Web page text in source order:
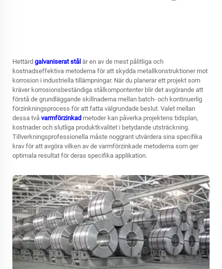
Hettärd galvaniserat stål är en av de mest pålitliga och
kostnadseffektiva metoderna för att skydda metallkonstruktioner mot
korrosion i industriella tillämpningar. När du planerar ett projekt som
kräver korrosionsbeständiga stålkompontenter blir det avgörande att
förstå de grundläggande skillnaderna mellan batch- och kontinuerlig
förzinkningsprocess för att fatta välgrundade beslut. Valet mellan
dessa två varmförzinkad metoder kan påverka projektens tidsplan,
kostnader och slutliga produktkvalitet i betydande utsträckning.
Tillverkningsprofessionella måste noggrant utvärdera sina specifika
krav för att avgöra vilken av de varmförzinkade metoderna som ger
optimala resultat för deras specifika applikation.